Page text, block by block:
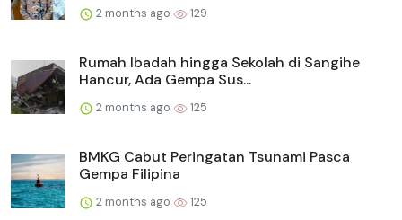
2 months ago 129
Rumah Ibadah hingga Sekolah di Sangihe
Hancur, Ada Gempa Sus...
2 months ago 125
BMKG Cabut Peringatan Tsunami Pasca
Gempa Filipina
2 months ago 125